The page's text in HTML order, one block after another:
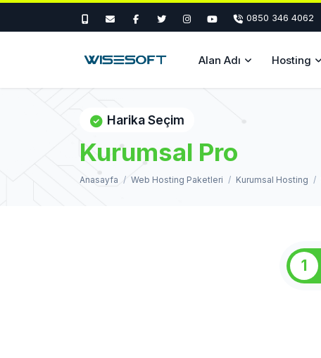
0850 346 4062
Alan Adı Hosting
Kurumsal Pro
Harika Seçim
Anasayfa Web Hosting Paketleri Kurumsal Hosting
1